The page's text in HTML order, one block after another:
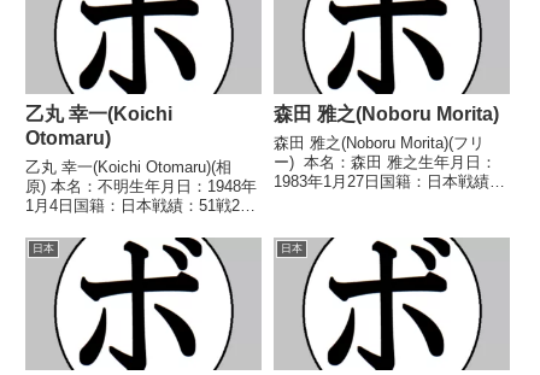
乙丸 幸一(Koichi
Otomaru)
乙丸 幸一(Koichi Otomaru)(相
原) 本名：不明生年月日：1948年
1月4日国籍：日本戦績：51戦27
ル】なし 【戦歴】1966/07/18
○4R判定 (採点不明) 高野 旭(国
際)196...
森田 雅之(Noboru Morita)
森田 雅之(Noboru Morita)(フリ
ー) 本名：森田 雅之生年月日：
1983年1月27日国籍：日本戦績：
2007/10/07 ○2RKO 寺前 明彦
(陽光アダチ)2...
日本 日本